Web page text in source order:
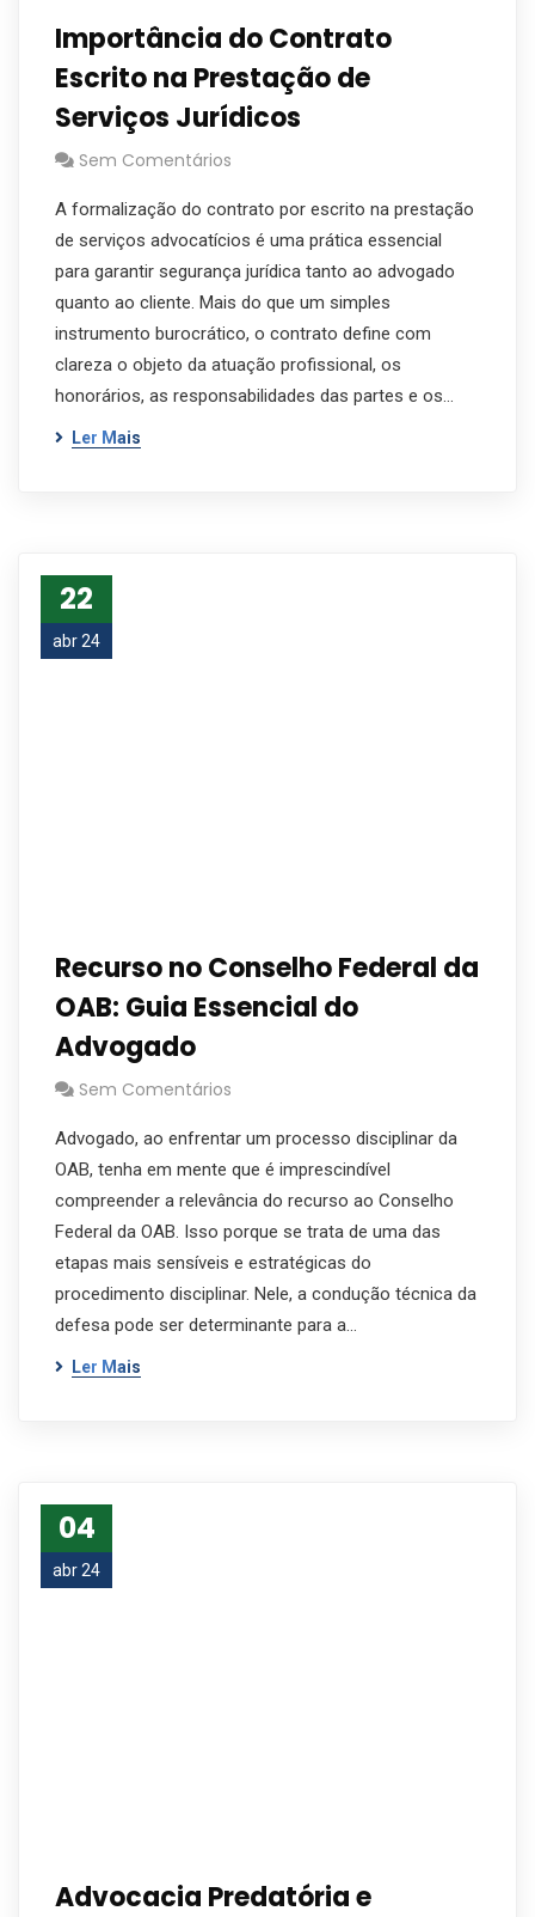
Importância do Contrato
Escrito na Prestação de
Serviços Jurídicos
Sem Comentários
A formalização do contrato por escrito na prestação
de serviços advocatícios é uma prática essencial
para garantir segurança jurídica tanto ao advogado
quanto ao cliente. Mais do que um simples
instrumento burocrático, o contrato define com
clareza o objeto da atuação profissional, os
honorários, as responsabilidades das partes e os…
Ler Mais
22
abr 24
Recurso no Conselho Federal da
OAB: Guia Essencial do
Advogado
Sem Comentários
Advogado, ao enfrentar um processo disciplinar da
OAB, tenha em mente que é imprescindível
compreender a relevância do recurso ao Conselho
Federal da OAB. Isso porque se trata de uma das
etapas mais sensíveis e estratégicas do
procedimento disciplinar. Nele, a condução técnica da
defesa pode ser determinante para a…
Ler Mais
04
abr 24
Advocacia Predatória e